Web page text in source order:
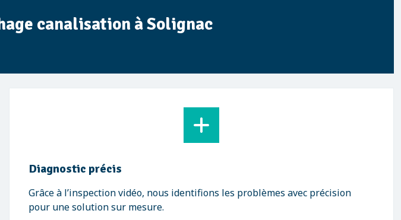
canalisation à Solignac
Diagnostic précis
Grâce à l’inspection vidéo, nous identifions les problèmes avec précision
pour une solution sur mesure.